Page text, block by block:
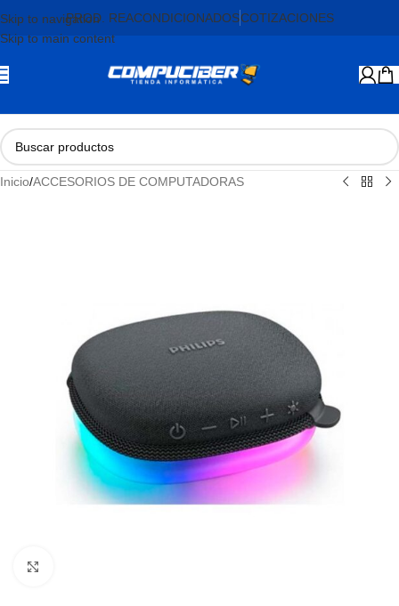
Skip to navigation
Skip to main content
PROD. REACONDICIONADOSCOTIZACIONES
Inicio/ACCESORIOS DE COMPUTADORAS